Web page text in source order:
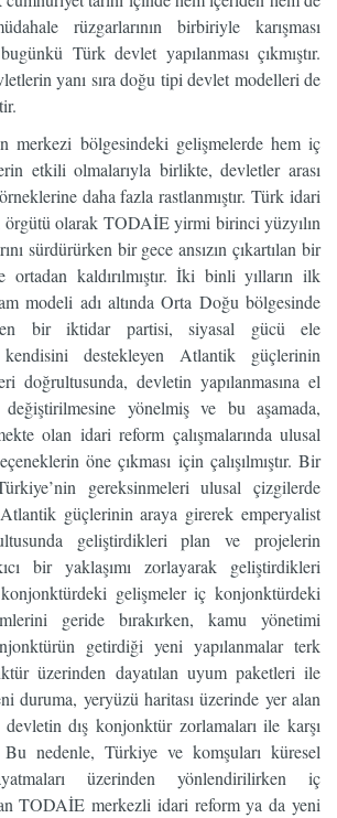
rüzgarlarının birbiriyle karışması
Türk devlet yapılanması çıkmıştır.
yanı sıra doğu tipi devlet modelleri de
merkezi bölgesindeki gelişmelerde hem iç
etkili olmalarıyla birlikte, devletler arası
daha fazla rastlanmıştır. Türk idari
örgütü olarak TODAİE yirmi birinci yüzyılın
sürdürürken bir gece ansızın çıkartılan bir
ortadan kaldırılmıştır. İki binli yılların ilk
modeli adı altında Orta Doğu bölgesinde
bir iktidar partisi, siyasal gücü ele
destekleyen Atlantik güçlerinin
doğrultusunda, devletin yapılanmasına el
yönelmiş ve bu aşamada,
olan idari reform çalışmalarında ulusal
öne çıkması için çalışılmıştır. Bir
gereksinmeleri ulusal çizgilerde
güçlerinin araya girerek emperyalist
geliştirdikleri plan ve projelerin
bir yaklaşımı zorlayarak geliştirdikleri
gelişmeler iç konjonktürdeki
geride bırakırken, kamu yönetimi
getirdiği yeni yapılanmalar terk
üzerinden dayatılan uyum paketleri ile
duruma, yeryüzü haritası üzerinde yer alan
dış konjonktür zorlamaları ile karşı
Bu nedenle, Türkiye ve komşuları küresel
üzerinden yönlendirilirken iç
TODAİE merkezli idari reform ya da yeni